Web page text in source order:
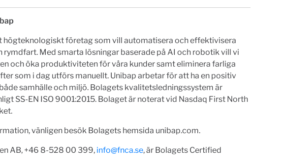
högteknologiskt företag som vill automatisera och effektivisera
rymdfart. Med smarta lösningar baserade på AI och robotik vill vi
och öka produktiviteten för våra kunder samt eliminera farliga
som i dag utförs manuellt. Unibap arbetar för att ha en positiv
samhälle och miljö. Bolagets kvalitetsledningssystem är
SS-EN ISO 9001:2015. Bolaget är noterat vid Nasdaq First North
vänligen besök Bolagets hemsida unibap.com.
AB, +46 8-528 00 399, info@fnca.se, är Bolagets Certified